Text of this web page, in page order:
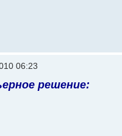
06:23
решение: